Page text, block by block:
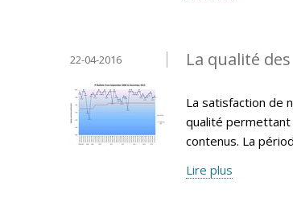
La qualité
22-04-2016
La satisfaction de
qualité permettant
contenus. La
Lire plus